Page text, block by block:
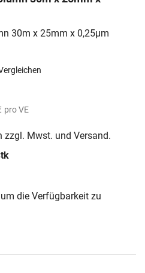
30m x 25mm x 0,25µm
pro VE
zzgl. Mwst. und Versand.
die Verfügbarkeit zu